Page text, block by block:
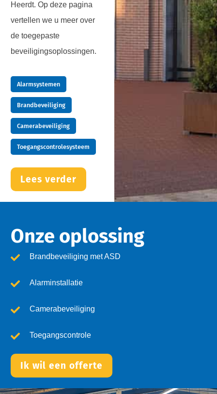
Heerdt. Op deze pagina
vertellen we u meer over
de toegepaste
beveiligingsoplossingen.
Alarmsystemen
Brandbeveiliging
Camerabeveiliging
Toegangscontrolesysteem
Lees verder
Onze oplossing
Brandbeveiliging met ASD
Alarminstallatie
Camerabeveiliging
Toegangscontrole
Ik wil een offerte